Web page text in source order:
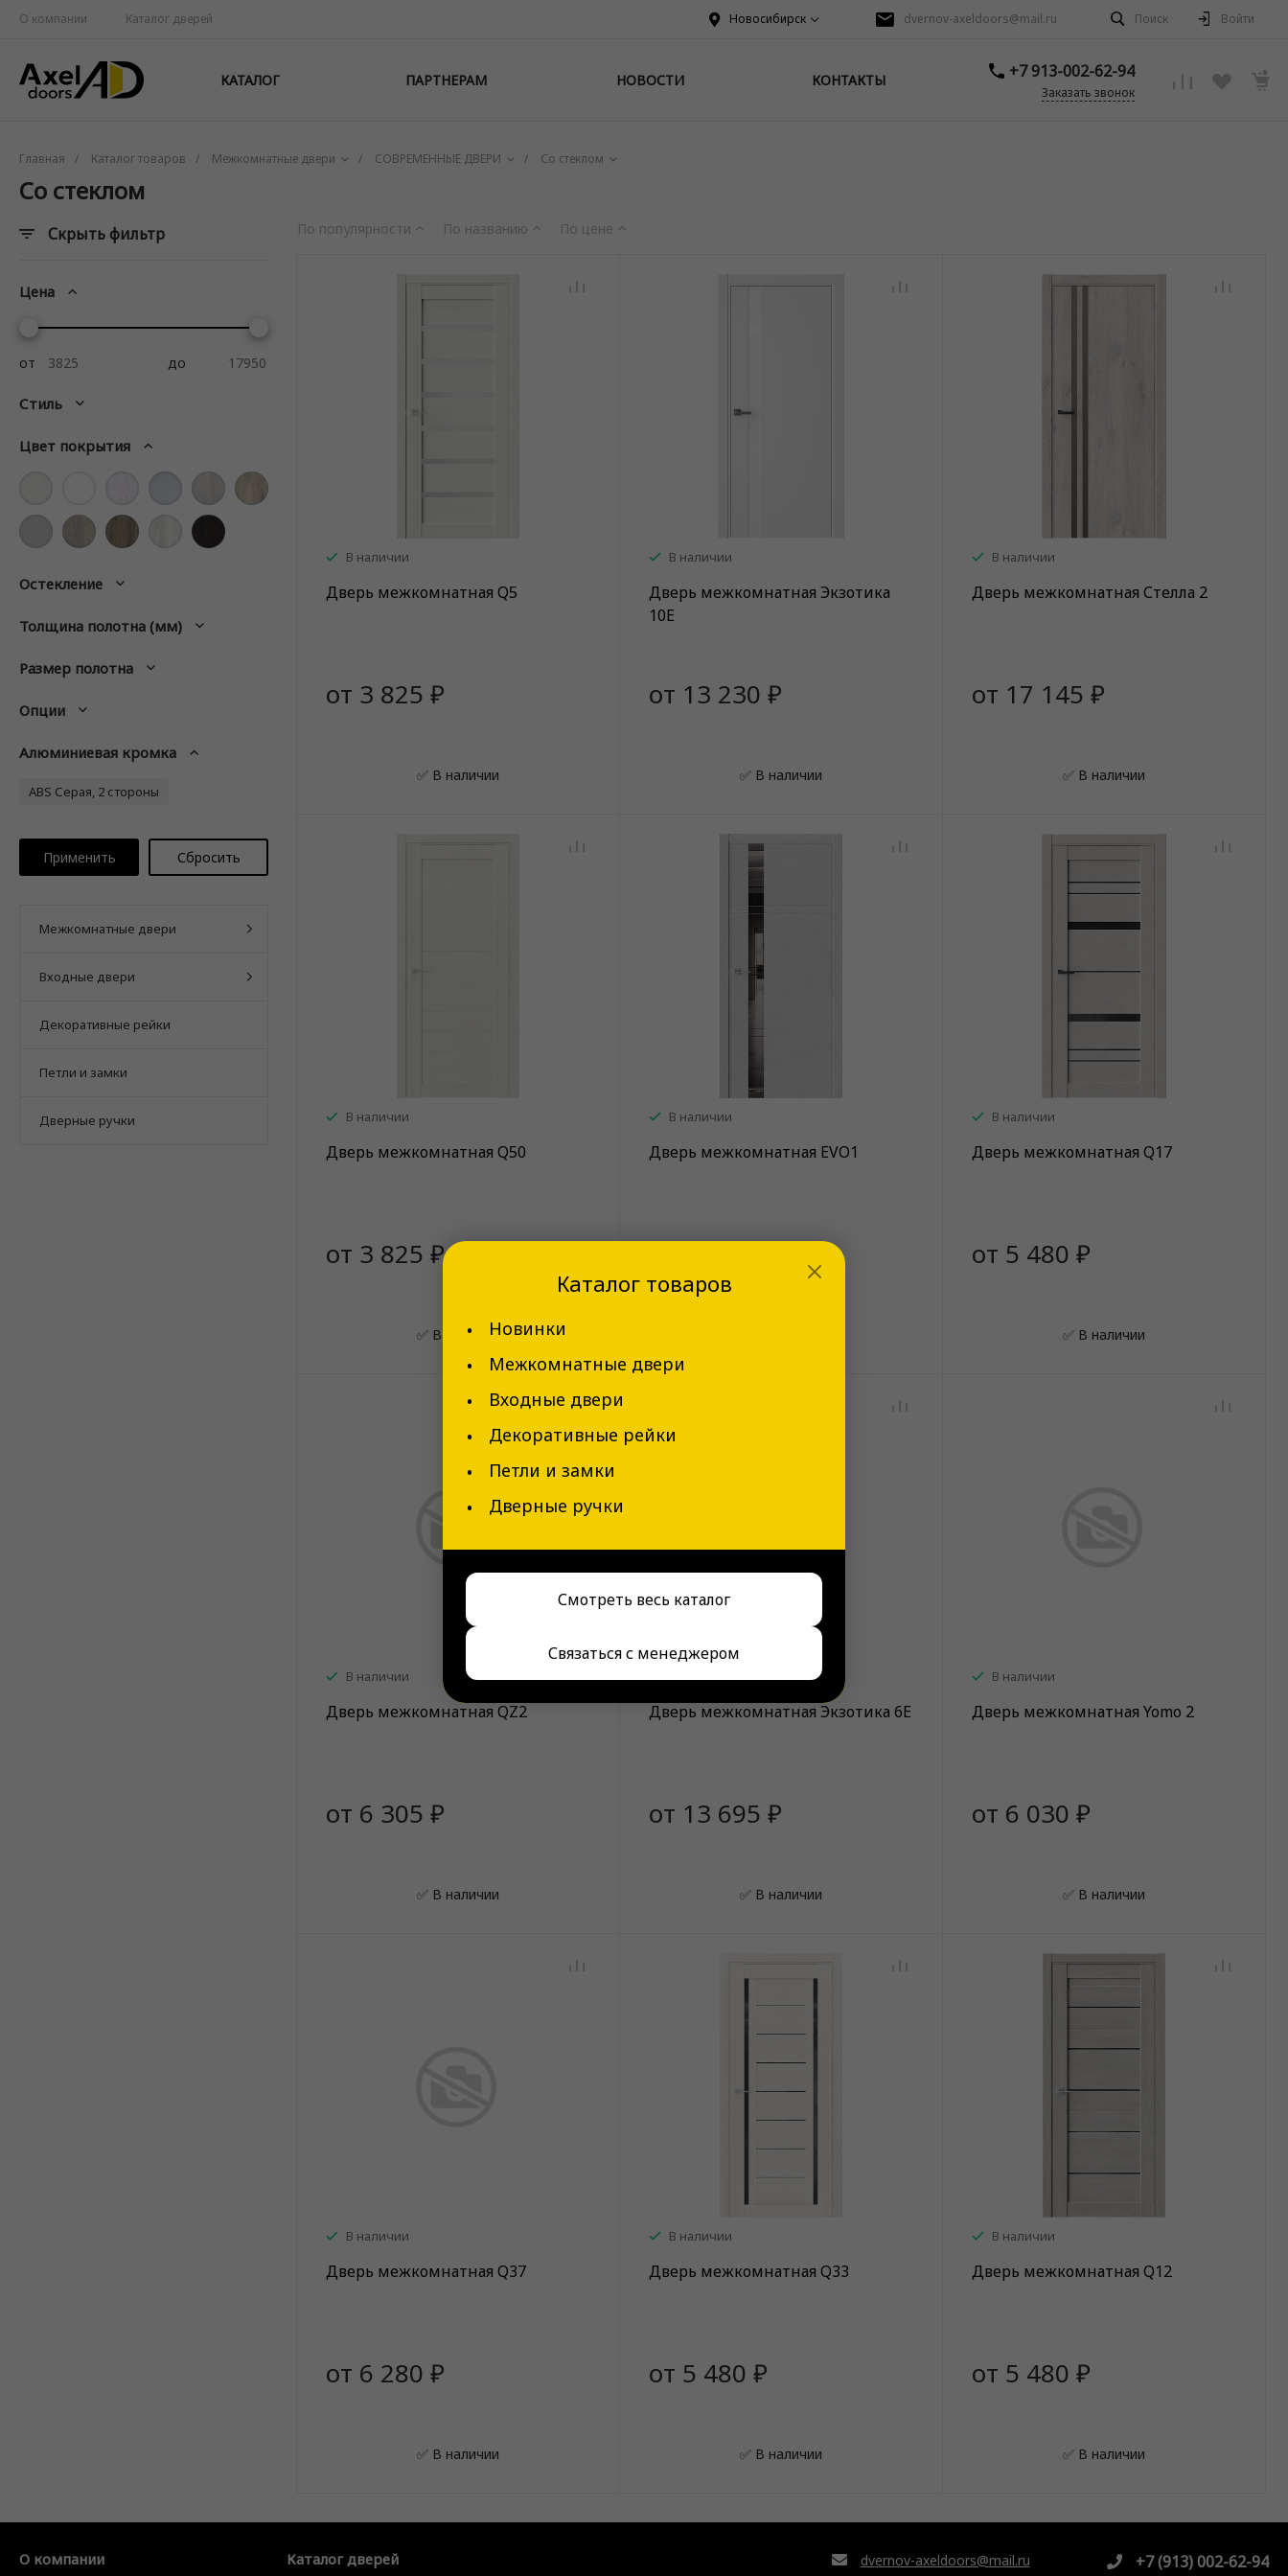
О компании Каталог дверей Новосибирск dvernov-axeldoors@mail.ru Поиск Войти
КАТАЛОГ ПАРТНЕРАМ НОВОСТИ КОНТАКТЫ +7 913-002-62-94
Заказать звонок
Главная / Каталог товаров / Межкомнатные двери / СОВРЕМЕННЫЕ ДВЕРИ / Со стеклом
Со стеклом
Скрыть фильтр
Цена
от до
Стиль
Цвет покрытия
Остекление
Толщина полотна (мм)
Размер полотна
Опции
Алюминиевая кромка
ABS Серая, 2 стороны
Межкомнатные двери
Входные двери
Декоративные рейки
Петли и замки
Дверные ручки
По популярности По названию По цене
В наличии
Дверь межкомнатная Q5
от 3 825 ₽
✅ В наличии
В наличии
Дверь межкомнатная Экзотика
10Е
от 13 230 ₽
✅ В наличии
В наличии
Дверь межкомнатная Стелла 2
от 17 145 ₽
✅ В наличии
В наличии
Дверь межкомнатная Q50
от 3 825 ₽
✅ В наличии
В наличии
Дверь межкомнатная EVO1
В наличии
Дверь межкомнатная Q17
от 5 480 ₽
✅ В наличии
В наличии
Дверь межкомнатная QZ2
от 6 305 ₽
✅ В наличии
В наличии
Дверь межкомнатная Экзотика 6Е
от 13 695 ₽
✅ В наличии
В наличии
Дверь межкомнатная Yomo 2
от 6 030 ₽
✅ В наличии
В наличии
Дверь межкомнатная Q37
от 6 280 ₽
✅ В наличии
В наличии
Дверь межкомнатная Q33
от 5 480 ₽
✅ В наличии
В наличии
Дверь межкомнатная Q12
от 5 480 ₽
✅ В наличии
О компании Каталог дверей dvernov-axeldoors@mail.ru +7 (913) 002-62-94
Каталог товаров
Новинки
Межкомнатные двери
Входные двери
Декоративные рейки
Петли и замки
Дверные ручки
Смотреть весь каталог
Связаться с менеджером